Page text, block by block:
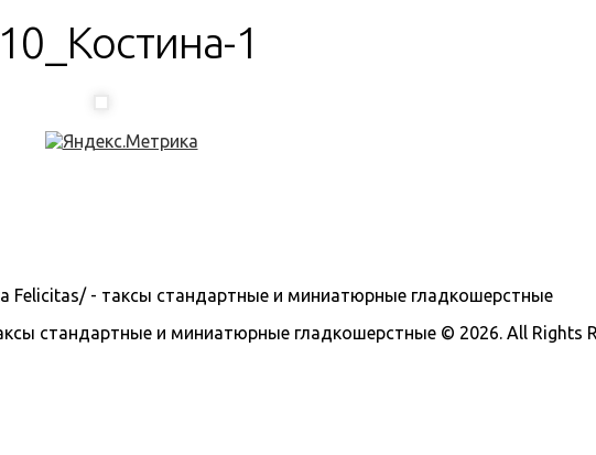
1
стандартные и миниатюрные гладкошерстные © 2026. All Rights